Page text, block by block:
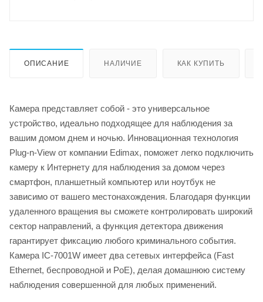
ОПИСАНИЕ НАЛИЧИЕ КАК КУПИТЬ
Камера представляет собой - это универсальное
устройство, идеально подходящее для наблюдения за
вашим домом днем и ночью. Инновационная технология
Plug-n-View от компании Edimax, поможет легко подключить
камеру к Интернету для наблюдения за домом через
смартфон, планшетный компьютер или ноутбук не
зависимо от вашего местонахождения. Благодаря функции
удаленного вращения вы сможете контролировать широкий
сектор направлений, а функция детектора движения
гарантирует фиксацию любого криминального события.
Камера IC-7001W имеет два сетевых интерфейса (Fast
Ethernet, беспроводной и PoE), делая домашнюю систему
наблюдения совершенной для любых применений.